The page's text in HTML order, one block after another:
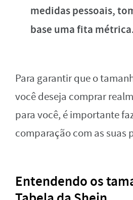
medidas pessoais,
base uma fita
Para garantir que o
você deseja comprar
para você, é importante
comparação com as suas
Entendendo os